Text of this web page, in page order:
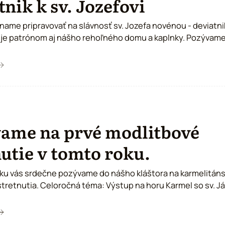
k sv. Jozefovi
pripravovať na slávnosť sv. Jozefa novénou - deviatnikom.
aj nášho rehoľného domu a kaplnky. Pozývame k spoločnej
1. deň novény s Pannou Máriou, Kráľovnou a Ozdobou
na prvé modlitbové
v tomto roku.
vás srdečne pozývame do nášho kláštora na
na horu Karmel so sv. Jánom od
:)